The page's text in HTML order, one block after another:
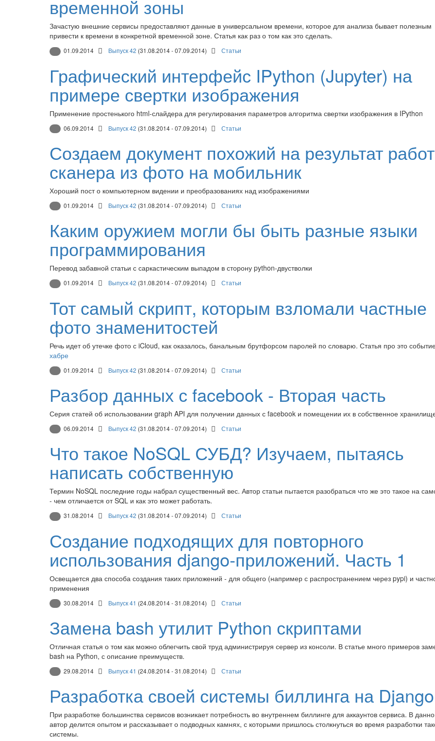
временной зоны
Зачастую внешние сервисы предоставляют данные в универсальном времени, которое для анализа бывает полезным
привести к времени в конкретной временной зоне. Статья как раз о том как это сделать.
01.09.2014 Выпуск 42 (31.08.2014 - 07.09.2014) Статьи
Графический интерфейс IPython (Jupyter) на
примере свертки изображения
Применение простенького html-слайдера для регулирования параметров алгоритма свертки изображения в IPython
06.09.2014 Выпуск 42 (31.08.2014 - 07.09.2014) Статьи
Создаем документ похожий на результат
сканера из фото на мобильник
Хороший пост о компьютерном видении и преобразованиях над изображениями
01.09.2014 Выпуск 42 (31.08.2014 - 07.09.2014) Статьи
Каким оружием могли бы быть разные языки
программирования
Перевод забавной статьи с саркастическим выпадом в сторону python-двустволки
01.09.2014 Выпуск 42 (31.08.2014 - 07.09.2014) Статьи
Тот самый скрипт, которым взломали частные
фото знаменитостей
Речь идет об утечке фото с iCloud, как оказалось, банальным брутфорсом паролей по словарю. Статья про это
хабре
01.09.2014 Выпуск 42 (31.08.2014 - 07.09.2014) Статьи
Разбор данных с facebook - Вторая часть
Серия статей об использовании graph API для получении данных с facebook и помещении их в собственное
06.09.2014 Выпуск 42 (31.08.2014 - 07.09.2014) Статьи
Что такое NoSQL СУБД? Изучаем, пытаясь
написать собственную
Термин NoSQL последние годы набрал существенный вес. Автор статьи пытается разобраться что же это такое на
- чем отличается от SQL и как это может работать.
31.08.2014 Выпуск 42 (31.08.2014 - 07.09.2014) Статьи
Создание подходящих для повторного
использования django-приложений. Часть 1
Освещается два способа создания таких приложений - для общего (например с распространением через pypi) и
применения
30.08.2014 Выпуск 41 (24.08.2014 - 31.08.2014) Статьи
Замена bash утилит Python скриптами
Отличная статья о том как можно облегчить свой труд администрируя сервер из консоли. В статье много примеров
bash на Python, с описание преимуществ.
29.08.2014 Выпуск 41 (24.08.2014 - 31.08.2014) Статьи
Разработка своей системы биллинга на Django
При разработке большинства сервисов возникает потребность во внутреннем биллинге для аккаунтов сервиса. В
автор делится опытом и рассказывает о подводных камнях, с которыми пришлось столкнуться во время разработки
системы.